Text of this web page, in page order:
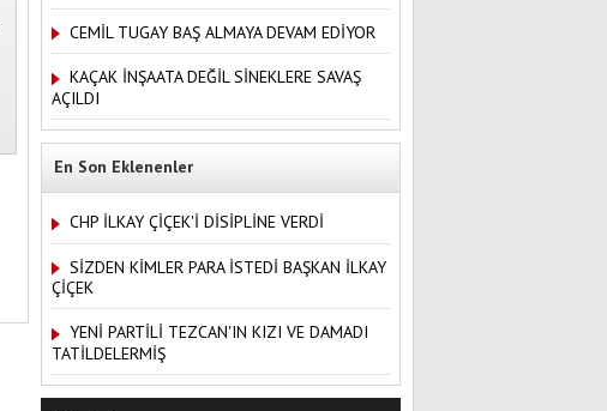
CEMİL TUGAY BAŞ ALMAYA DEVAM EDİYOR
KAÇAK İNŞAATA DEĞİL SİNEKLERE SAVAŞ
AÇILDI
En Son Eklenenler
CHP İLKAY ÇİÇEK'İ DİSİPLİNE VERDİ
SİZDEN KİMLER PARA İSTEDİ BAŞKAN İLKAY
ÇİÇEK
YENİ PARTİLİ TEZCAN'IN KIZI VE DAMADI
TATİLDELERMİŞ